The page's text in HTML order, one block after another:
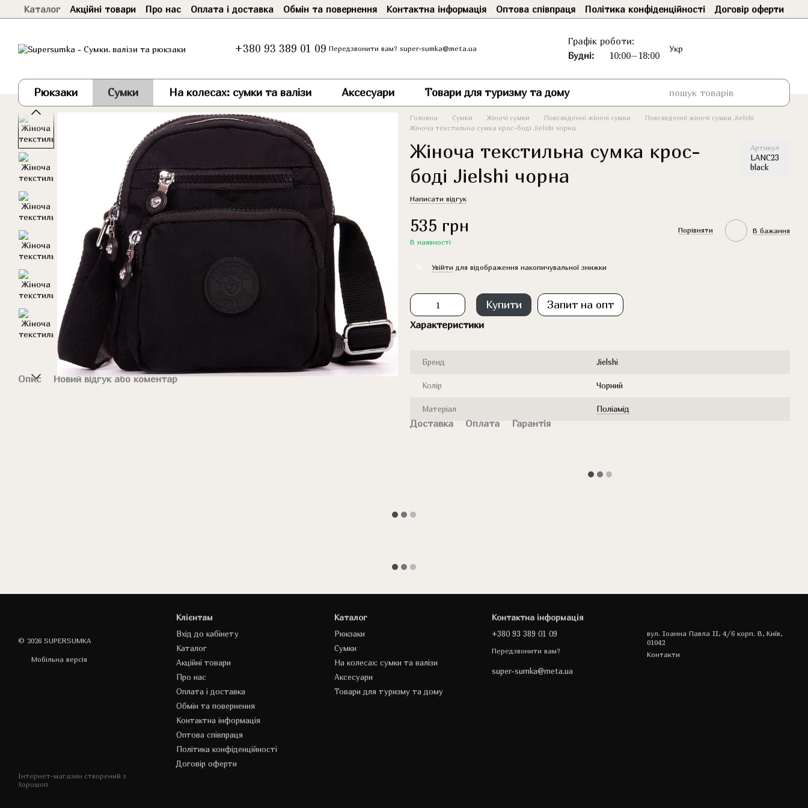
Перейти до основного контенту
Каталог Акційні товари Про нас Оплата і доставка Обмін та повернення Контактна інформація Оптова співпраця Політика конфіденційності Договір оферти
+380 93 389 01 09 Передзвонити вам? super-sumka@meta.ua
Графік роботи:
Будні:
10:00–18:00
Укр
Рюкзаки Сумки На колесах: сумки та валізи Аксесуари Товари для туризму та дому
Опис Новий відгук або коментар
Головна Сумки Жіночі сумки Повсякденні жіночі сумки
Повсякденні жіночі сумки Jielshi
Жіноча текстильна сумка крос-боді Jielshi чорна
Жіноча текстильна сумка крос-
боді Jielshi чорна
Артикул
LANC23
black
Написати відгук
535 грн
В наявності
Порівняти В бажання
Увійти для відображення накопичувальної знижки
Купити Запит на опт
Характеристики
Бренд Jielshi
Колір Чорний
Матеріал Поліамід
Доставка Оплата Гарантія
© 2026 SUPERSUMKA
Мобільна версія
Інтернет-магазин створений з
Хорошоп
Клієнтам
Вхід до кабінету
Каталог
Акційні товари
Про нас
Оплата і доставка
Обмін та повернення
Контактна інформація
Оптова співпраця
Політика конфіденційності
Договір оферти
Каталог
Рюкзаки
Сумки
На колесах: сумки та валізи
Аксесуари
Товари для туризму та дому
Контактна інформація
+380 93 389 01 09
Передзвонити вам?
super-sumka@meta.ua
вул. Іоанна Павла II, 4/6 корп. В, Київ,
01042
Контакти